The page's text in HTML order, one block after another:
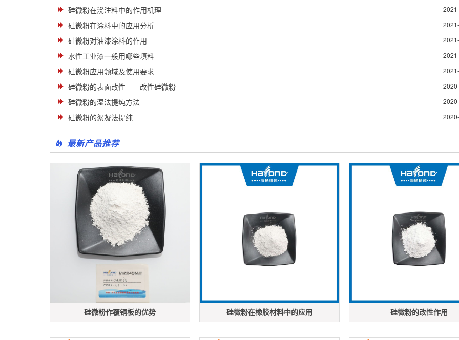
硅微粉在浇注料中的作用机理
硅微粉在涂料中的应用分析
硅微粉对油漆涂料的作用
水性工业漆一般用哪些填料
硅微粉应用领域及使用要求
硅微粉的表面改性——改性硅微粉
硅微粉的湿法提纯方法
硅微粉的絮凝法提纯
最新产品推荐
硅微粉作覆铜板的优势 硅微粉在橡胶材料中的应用 硅微粉的改性作用